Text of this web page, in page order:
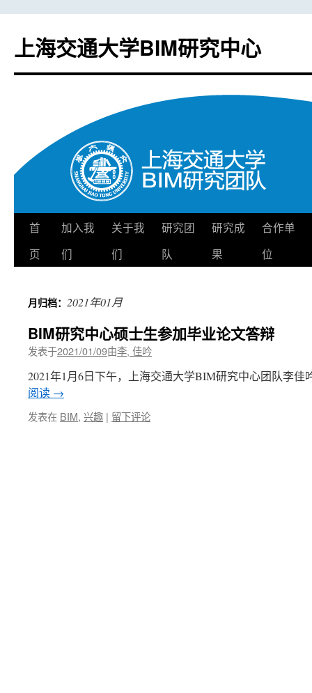
上海交通大学BIM研究中心
跳
至
文
首
页
加入我
们
关于我
们
研究团
队
研究成
果
合作单
位
月归档： 2021年01月
BIM研究中心硕士生参加毕业论文答辩
发表于2021/01/09由李, 佳吟
2021年1月6日下午，上海交通大学BIM研究中心团队李
阅读 →
发表在 BIM, 兴趣 | 留下评论